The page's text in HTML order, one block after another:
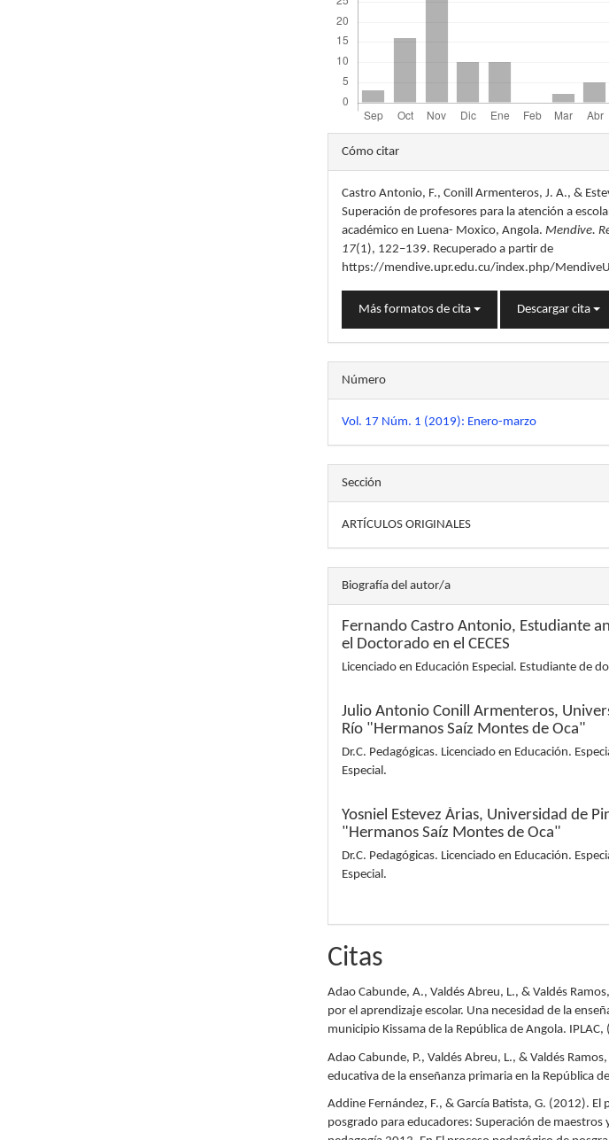
Detalles
del
artículo
Cómo citar
Castro Antonio, F., Conill Armenteros, J. A., &
Superación de profesores para la atención a
académico en Luena- Moxico, Angola.Mendive.
17(1), 122–139. Recuperado a partir de
https://mendive.upr.edu.cu/index.php/
Más formatos de cita Descargar cita
Número
Vol. 17 Núm. 1 (2019): Enero-marzo
Sección
ARTÍCULOS ORIGINALES
Biografía del autor/a
Fernando Castro Antonio, Estudiante
el Doctorado en el CECES
Licenciado en Educación Especial. Estudiante de
Julio Antonio Conill Armenteros,
Río "Hermanos Saíz Montes de Oca"
Dr.C. Pedagógicas. Licenciado en Educación.
Especial.
Yosniel Estevez Árias, Universidad de
"Hermanos Saíz Montes de Oca"
Dr.C. Pedagógicas. Licenciado en Educación.
Especial.
Citas
Adao Cabunde, A., Valdés Abreu, L., & Valdés
por el aprendizaje escolar. Una necesidad de la
municipio Kissama de la República de Angola. IPLAC,
Adao Cabunde, P., Valdés Abreu, L., & Valdés
educativa de la enseñanza primaria en la República
Addine Fernández, F., & García Batista, G. (2012). El
posgrado para educadores: Superación de maestros